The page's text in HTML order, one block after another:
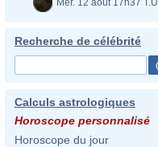
Recherche de célébrité
Calculs astrologiques
Horoscope personnalisé
Horoscope du jour